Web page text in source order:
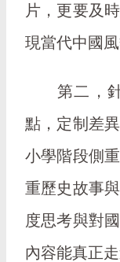
片，更要及
現當代中國
第二，
點，定制差
小學階段側
重歷史故事
度思考與對
內容能真正